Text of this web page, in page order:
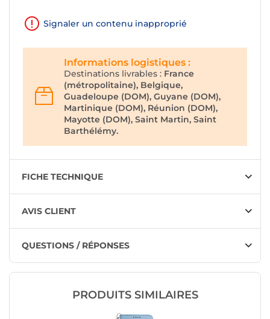
Signaler un contenu inapproprié
Informations logistiques :
Destinations livrables : France
(métropolitaine), Belgique,
Guadeloupe (DOM), Guyane (DOM),
Martinique (DOM), Réunion (DOM),
Mayotte (DOM), Saint Martin, Saint
Barthélémy.
FICHE TECHNIQUE
AVIS CLIENT
QUESTIONS / RÉPONSES
PRODUITS SIMILAIRES